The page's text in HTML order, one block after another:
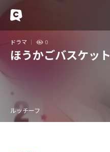
ドラマ 0
ほうかごバスケット
ルッチーフ